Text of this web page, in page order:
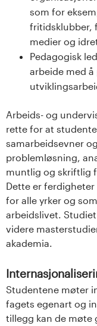
som for
fritidsklubber,
medier og
Pedagogisk
arbeide med
Arbeids- og
rette for at
samarbeidsevner
problemløsning,
muntlig og skriftlig
Dette er
for alle yrker og
arbeidslivet.
videre
akademia.
Studentene møter
fagets egenart og
tillegg kan de møte